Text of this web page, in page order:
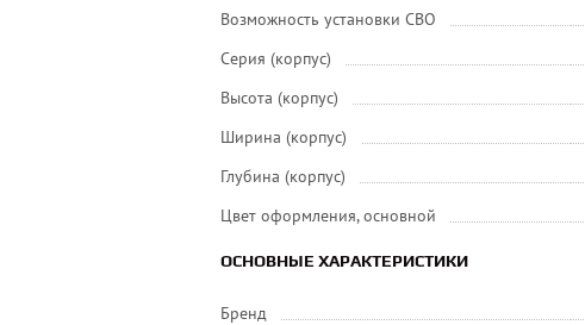
Возможность установки СВО
Серия (корпус)
Высота (корпус)
Ширина (корпус)
Глубина (корпус)
Цвет оформления, основной
ОСНОВНЫЕ ХАРАКТЕРИСТИКИ
Бренд